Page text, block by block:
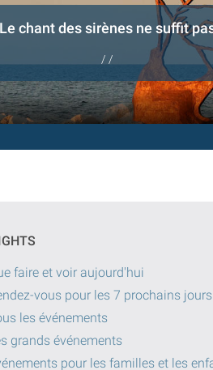
Le chant des sirènes ne suffit
/ /
faire et voir aujourd'hui
vous pour les 7 prochains jours
les événements
grands événements
pour les familles et les